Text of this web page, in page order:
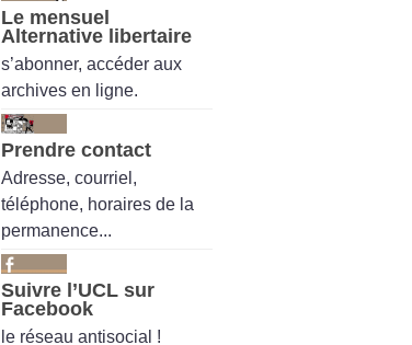
Le mensuel
Alternative libertaire
s’abonner, accéder aux
archives en ligne.
Prendre contact
Adresse, courriel,
téléphone, horaires de la
permanence...
Suivre l’UCL sur
Facebook
le réseau antisocial !